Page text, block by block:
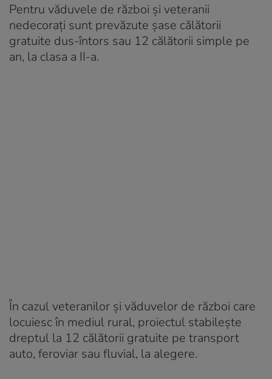
Pentru văduvele de război și veteranii
nedecorați sunt prevăzute șase călătorii
gratuite dus-întors sau 12 călătorii simple pe
an, la clasa a II-a.
În cazul veteranilor și văduvelor de război care
locuiesc în mediul rural, proiectul stabilește
dreptul la 12 călătorii gratuite pe transport
auto, feroviar sau fluvial, la alegere.